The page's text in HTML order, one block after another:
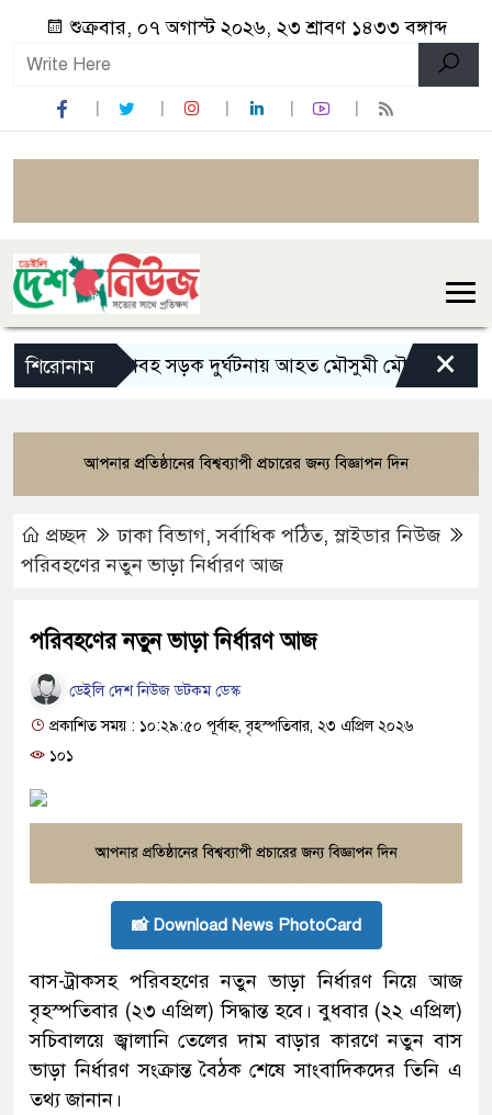
শুক্রবার, ০৭ অগাস্ট ২০২৬, ২৩ শ্রাবণ ১৪৩৩ বঙ্গাব্দ
শিরোনামভয়াবহ সড়ক দুর্ঘটনায় আহত মৌসুমী মৌ ×
প্রচ্ছদ ঢাকা বিভাগ,সর্বাধিক পঠিত,স্লাইডার নিউজ
পরিবহণের নতুন ভাড়া নির্ধারণ আজ
পরিবহণের নতুন ভাড়া নির্ধারণ আজ
ডেইলি দেশ নিউজ ডটকম ডেস্ক
প্রকাশিত সময় : ১০:২৯:৫০ পূর্বাহ্ন, বৃহস্পতিবার, ২৩ এপ্রিল ২০২৬
১০১
📸 Download News PhotoCard
বাস-ট্রাকসহ পরিবহণের নতুন ভাড়া নির্ধারণ নিয়ে আজ
বৃহস্পতিবার (২৩ এপ্রিল) সিদ্ধান্ত হবে। বুধবার (২২ এপ্রিল)
সচিবালয়ে জ্বালানি তেলের দাম বাড়ার কারণে নতুন বাস
ভাড়া নির্ধারণ সংক্রান্ত বৈঠক শেষে সাংবাদিকদের তিনি এ
তথ্য জানান।